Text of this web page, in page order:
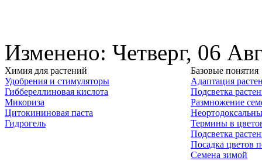
Изменено: Четверг, 06
Химия для растений
Удобрения и стимуляторы
Гиббереллиновая кислота
Микориза
Цитокининовая паста
Гидрогель
Базовые понятия
Адаптация
Подсветка
Размножение
Термины в
Подсветка
Посадка цветов
Семена зимой